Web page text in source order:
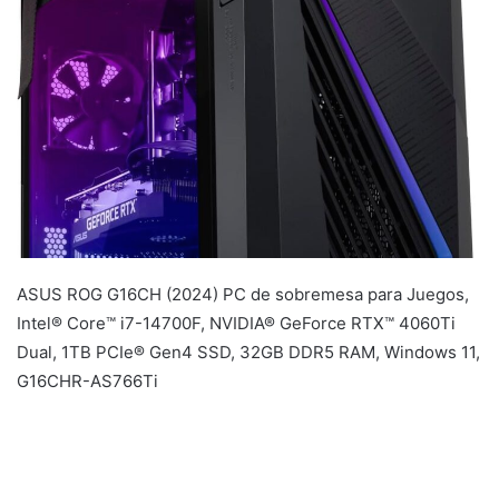
ASUS ROG G16CH (2024) PC de sobremesa para Juegos,
Intel® Core™ i7-14700F, NVIDIA® GeForce RTX™ 4060Ti
Dual, 1TB PCIe® Gen4 SSD, 32GB DDR5 RAM, Windows 11,
G16CHR-AS766Ti